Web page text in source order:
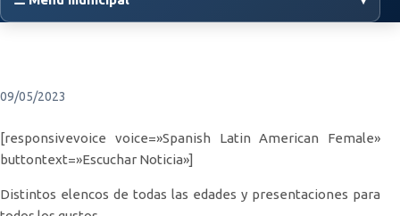
09/05/2023
[responsivevoice voice=»Spanish Latin American Female»
buttontext=»Escuchar Noticia»]
Distintos elencos de todas las edades y presentaciones para